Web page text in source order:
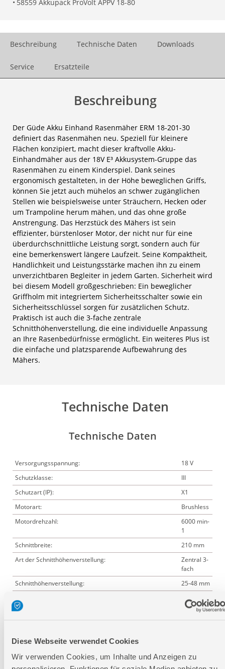
Diese Webseite verwendet Cookies
Wir verwenden Cookies, um Inhalte und Anzeigen zu
• 58559 Akkupack ProVolt APPV 18-80
Beschreibung Technische Daten Downloads
Service Ersatzteile
Beschreibung
Der Güde Akku Einhand Rasenmäher ERM 18-201-30
definiert das Rasenmähen neu. Speziell für kleinere
Flächen konzipiert, macht dieser kraftvolle Akku-
Einhandmäher aus der 18V E³ Akkusystem-Gruppe das
Rasenmähen zu einem Kinderspiel. Dank seines
ergonomisch gestalteten, in der Höhe beweglichen Griffs,
können Sie jetzt auch mühelos an schwer zugänglichen
Stellen wie beispielsweise unter Sträuchern, Hecken oder
um Trampoline herum mähen, und das ohne große
Anstrengung. Das Herzstück des Mähers ist sein
effizienter, bürstenloser Motor, der nicht nur für eine
überdurchschnittliche Leistung sorgt, sondern auch für
eine bemerkenswert längere Laufzeit. Seine Kompaktheit,
Handlichkeit und Leistungsstärke machen ihn zu einem
unverzichtbaren Begleiter in jedem Garten. Sicherheit wird
bei diesem Modell großgeschrieben: Ein beweglicher
Griffholm mit integriertem Sicherheitsschalter sowie ein
Sicherheitsschlüssel sorgen für zusätzlichen Schutz.
Praktisch ist auch die 3-fache zentrale
Schnitthöhenverstellung, die eine individuelle Anpassung
an Ihre Rasenbedürfnisse ermöglicht. Ein weiteres Plus ist
die einfache und platzsparende Aufbewahrung des
Mähers.
Technische Daten
Technische Daten
Versorgungsspannung:
18 V
Schutzklasse:
III
Schutzart (IP):
X1
Motorart:
Brushless
Motordrehzahl:
6000 min-
1
Schnittbreite:
210 mm
Art der Schnitthöhenverstellung:
Zentral 3-
fach
Schnitthöhenverstellung:
25-48 mm
60 mm
Reifengröße Vorne:
152 mm
P